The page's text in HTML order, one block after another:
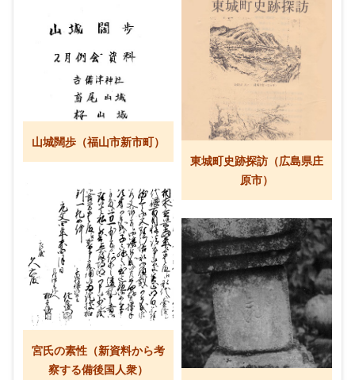
山城闊歩（福山市新市町）
東城町史跡探訪（広島県庄
原市）
宮氏の素性（新資料から考
察する備後国人衆）